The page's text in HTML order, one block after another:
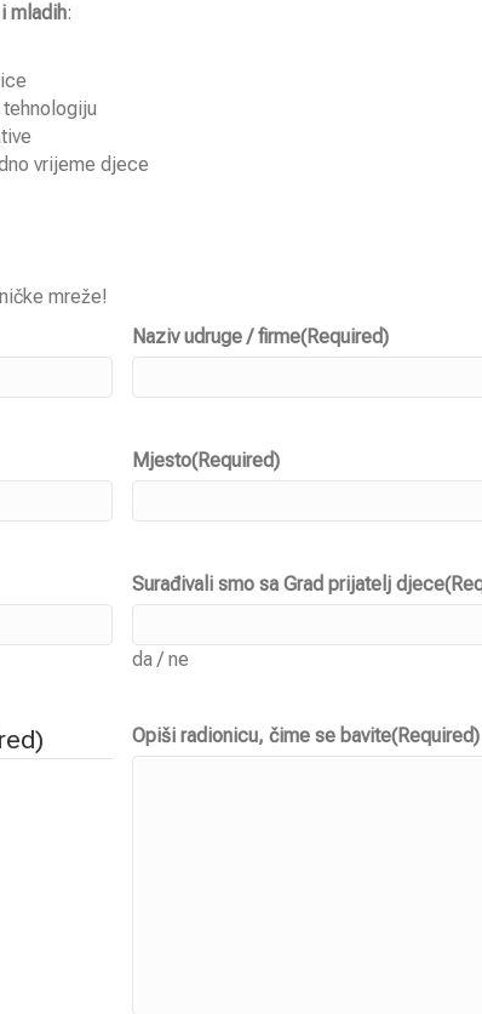
mladih:
vrijeme djece
mreže!
Naziv udruge / firme(Required)
Mjesto(Required)
Surađivali smo sa Grad prijatelj djece
da / ne
Opiši radionicu, čime se bavite(Required)